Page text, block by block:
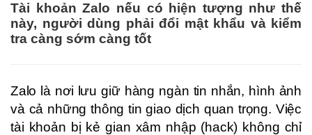
Tài khoản Zalo nếu có hiện tượng như thế
này, người dùng phải đổi mật khẩu và kiểm
tra càng sớm càng tốt
Zalo là nơi lưu giữ hàng ngàn tin nhắn, hình ảnh
và cả những thông tin giao dịch quan trọng. Việc
tài khoản bị kẻ gian xâm nhập (hack) không chỉ